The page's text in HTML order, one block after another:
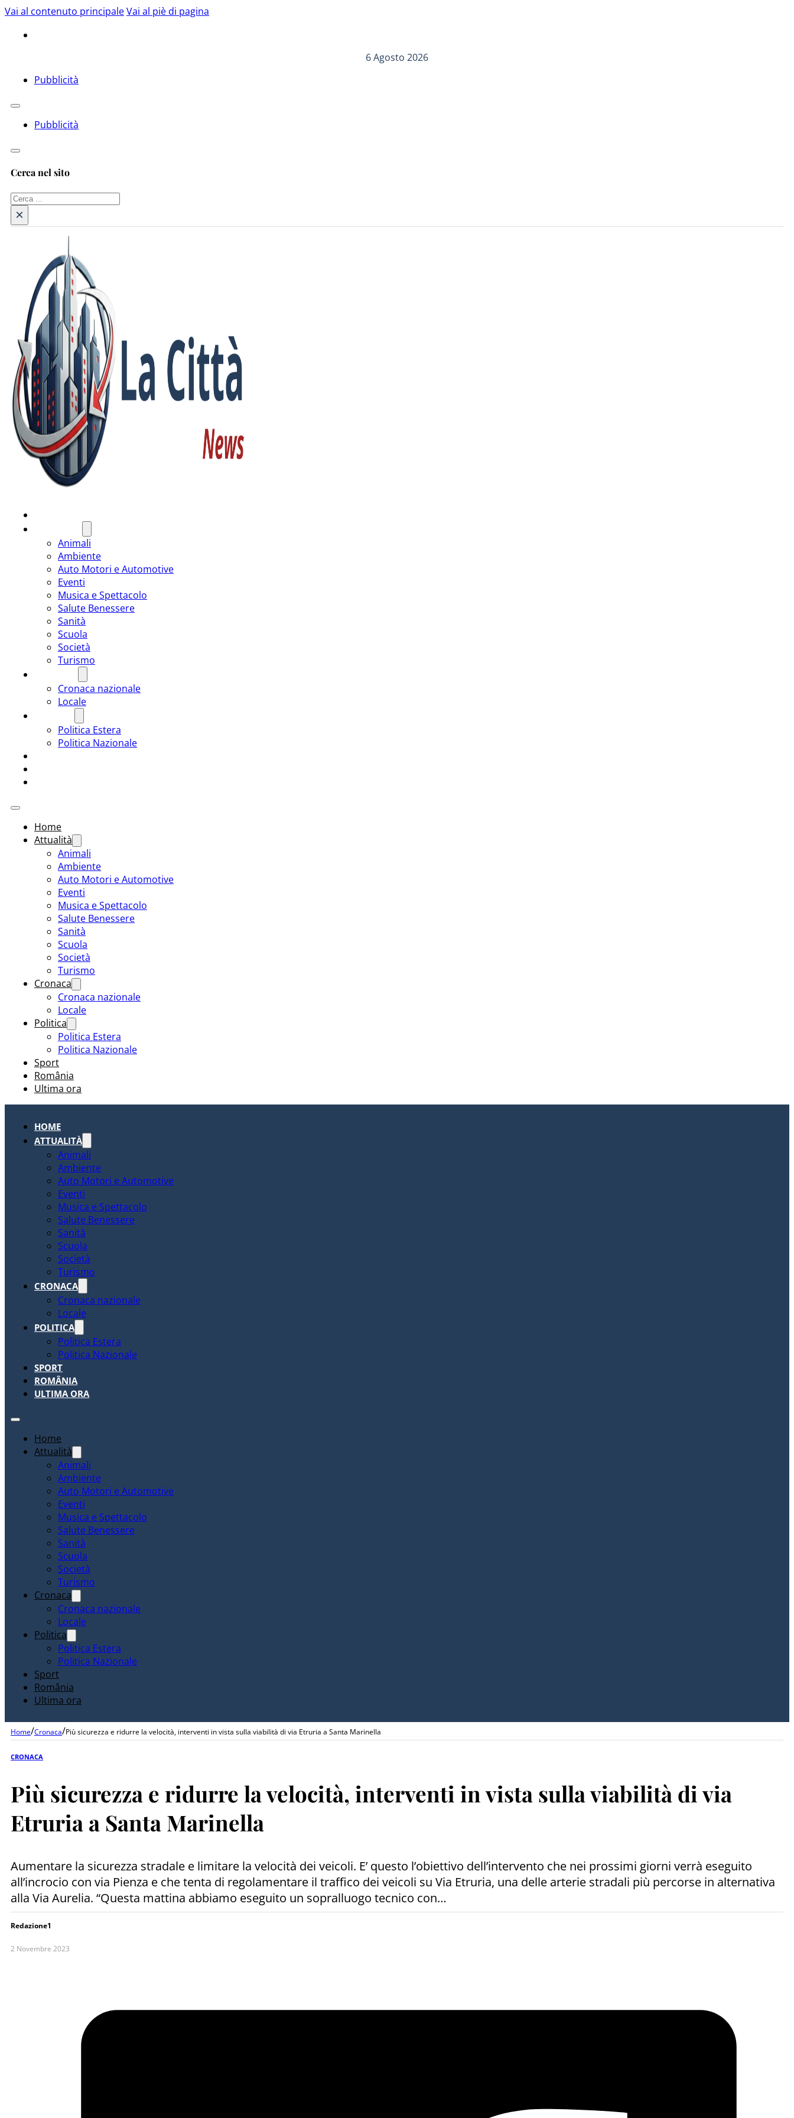
Vai al contenuto principaleVai al piè di pagina
6 Agosto 2026
Pubblicità
Pubblicità
Cerca nel sito
Cerca
×
Animali
Ambiente
Auto Motori e Automotive
Eventi
Musica e Spettacolo
Salute Benessere
Sanità
Scuola
Società
Turismo
Cronaca nazionale
Locale
Politica Estera
Politica Nazionale
Home
Attualità
Animali
Ambiente
Auto Motori e Automotive
Eventi
Musica e Spettacolo
Salute Benessere
Sanità
Scuola
Società
Turismo
Cronaca
Cronaca nazionale
Locale
Politica
Politica Estera
Politica Nazionale
Sport
România
Ultima ora
HOME
ATTUALITÀ
Animali
Ambiente
Auto Motori e Automotive
Eventi
Musica e Spettacolo
Salute Benessere
Sanità
Scuola
Società
Turismo
CRONACA
Cronaca nazionale
Locale
POLITICA
Politica Estera
Politica Nazionale
SPORT
ROMÂNIA
ULTIMA ORA
Home
Attualità
Animali
Ambiente
Auto Motori e Automotive
Eventi
Musica e Spettacolo
Salute Benessere
Sanità
Scuola
Società
Turismo
Cronaca
Cronaca nazionale
Locale
Politica
Politica Estera
Politica Nazionale
Sport
România
Ultima ora
Home/Cronaca/Più sicurezza e ridurre la velocità, interventi in vista sulla viabilità di via Etruria a Santa Marinella
CRONACA
Più sicurezza e ridurre la velocità, interventi in vista sulla viabilità di via
Etruria a Santa Marinella
Aumentare la sicurezza stradale e limitare la velocità dei veicoli. E’ questo l’obiettivo dell’intervento che nei prossimi giorni verrà eseguito
all’incrocio con via Pienza e che tenta di regolamentare il traffico dei veicoli su Via Etruria, una delle arterie stradali più percorse in alternativa
alla Via Aurelia. “Questa mattina abbiamo eseguito un sopralluogo tecnico con…
Redazione1
2 Novembre 2023